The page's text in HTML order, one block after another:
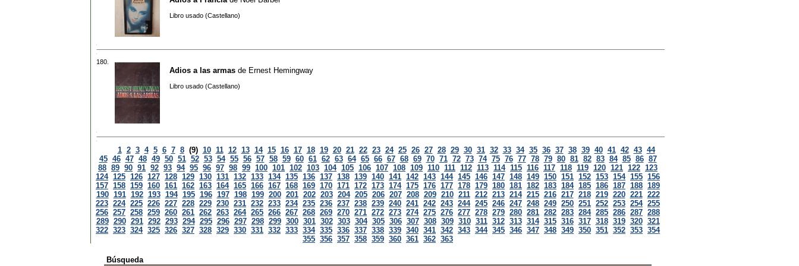
Libro usado (Castellano)
180.
Adios a las armas de Ernest Hemingway
Libro usado (Castellano)
1 2 3 4 5 6 7 8 (9) 10 11 12 13 14 15 16 17 18 19 20 21 22 23 24 25 26 27 28 29 30 31 32 33 34 35 36 37 38 39 40 41 42 43 44
45 46 47 48 49 50 51 52 53 54 55 56 57 58 59 60 61 62 63 64 65 66 67 68 69 70 71 72 73 74 75 76 77 78 79 80 81 82 83 84 85 86 87
88 89 90 91 92 93 94 95 96 97 98 99 100 101 102 103 104 105 106 107 108 109 110 111 112 113 114 115 116 117 118 119 120 121 122 123
124 125 126 127 128 129 130 131 132 133 134 135 136 137 138 139 140 141 142 143 144 145 146 147 148 149 150 151 152 153 154 155 156
157 158 159 160 161 162 163 164 165 166 167 168 169 170 171 172 173 174 175 176 177 178 179 180 181 182 183 184 185 186 187 188 189
190 191 192 193 194 195 196 197 198 199 200 201 202 203 204 205 206 207 208 209 210 211 212 213 214 215 216 217 218 219 220 221 222
223 224 225 226 227 228 229 230 231 232 233 234 235 236 237 238 239 240 241 242 243 244 245 246 247 248 249 250 251 252 253 254 255
256 257 258 259 260 261 262 263 264 265 266 267 268 269 270 271 272 273 274 275 276 277 278 279 280 281 282 283 284 285 286 287 288
289 290 291 292 293 294 295 296 297 298 299 300 301 302 303 304 305 306 307 308 309 310 311 312 313 314 315 316 317 318 319 320 321
322 323 324 325 326 327 328 329 330 331 332 333 334 335 336 337 338 339 340 341 342 343 344 345 346 347 348 349 350 351 352 353 354
355 356 357 358 359 360 361 362 363
Búsqueda